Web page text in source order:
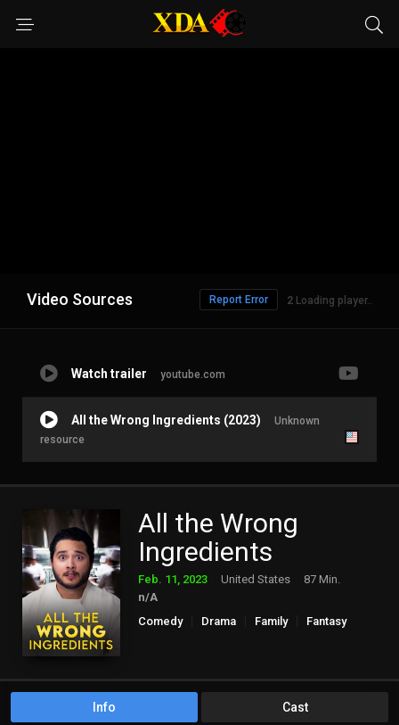
Video Sources 1 Loading player..
Report Error
Watch trailer youtube.com
All the Wrong Ingredients (2023)
Unknown
resource
All the Wrong
Ingredients
Feb. 11, 2023 United States
87 Min.
n/A
Comedy
Drama Family
Fantasy
Info Cast